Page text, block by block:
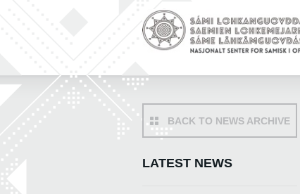
BACK TO NEWS ARCHIVE
LATEST NEWS